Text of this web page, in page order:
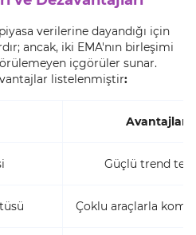
verilerine dayandığı için
ancak, iki EMA'nın birleşimi
içgörüler sunar.
listelenmiştir:
Avantajlar
Güçlü trend
Çoklu araçlarla